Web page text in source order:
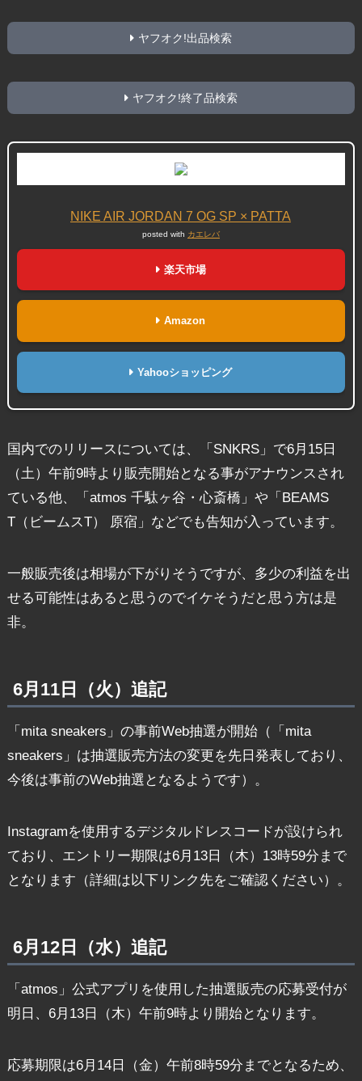
ヤフオク!出品検索
ヤフオク!終了品検索
NIKE AIR JORDAN 7 OG SP × PATTA
posted with カエレバ
楽天市場
Amazon
Yahooショッピング
国内でのリリースについては、「SNKRS」で6月15日
（土）午前9時より販売開始となる事がアナウンスされ
ている他、「atmos 千駄ヶ谷・心斎橋」や「BEAMS
T（ビームスT） 原宿」などでも告知が入っています。
一般販売後は相場が下がりそうですが、多少の利益を出
せる可能性はあると思うのでイケそうだと思う方は是
非。
6月11日（火）追記
「mita sneakers」の事前Web抽選が開始（「mita
sneakers」は抽選販売方法の変更を先日発表しており、
今後は事前のWeb抽選となるようです）。
Instagramを使用するデジタルドレスコードが設けられ
ており、エントリー期限は6月13日（木）13時59分まで
となります（詳細は以下リンク先をご確認ください）。
6月12日（水）追記
「atmos」公式アプリを使用した抽選販売の応募受付が
明日、6月13日（木）午前9時より開始となります。
応募期限は6月14日（金）午前8時59分までとなるため、